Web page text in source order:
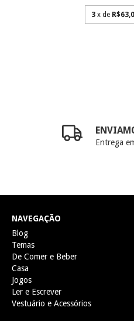
3 x de
Entrega
NAVEGAÇÃO
Blog
Temas
De Comer e Beber
Casa
Jogos
Ler e Escrever
Vestuário e Acessórios